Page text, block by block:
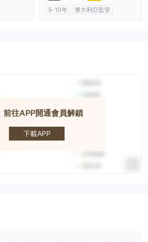
5-10年
澳大利亞監管
前往APP開通會員解鎖
下載APP
financial